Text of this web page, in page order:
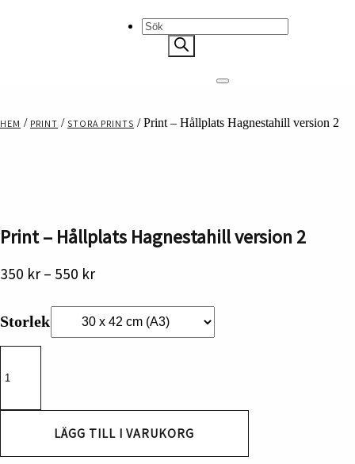
Products
search
HEM / PRINT / STORA PRINTS / Print – Hållplats Hagnestahill version 2
Print – Hållplats Hagnestahill version 2
350 kr – 550 krPrisintervall:
till
550 kr
Storlek
Hållplats
version
LÄGG TILL I VARUKORG